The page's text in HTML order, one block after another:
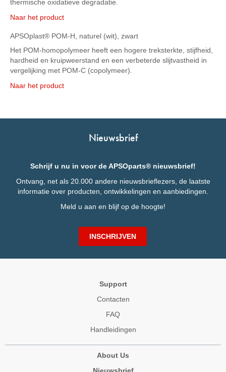
thermische oxidatieve degradatie.
Naar het product
APSOplast® POM-H, naturel (wit), zwart
Het POM-homopolymeer heeft een hogere treksterkte, stijfheid,
hardheid en kruipweerstand en een verbeterde slijtvastheid in
vergelijking met POM-C (copolymeer).
Naar het product
Nieuwsbrief
Schrijf u nu in voor de APSOparts® nieuwsbrief!
Ontvang, net als 20.000 andere nieuwsbrieflezers, de laatste
informatie over producten, ontwikkelingen en aanbiedingen.
Meld u aan en blijf op de hoogte!
INSCHRIJVEN
Support
Contacten
FAQ
Handleidingen
About Us